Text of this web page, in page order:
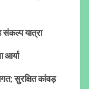
यात्रा
सुरक्षित कांवड़